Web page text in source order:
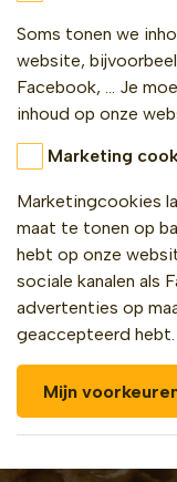
Soms tonen we
website,
Facebook, … Je
inhoud op onze
Marketing
Marketingcookies
maat te tonen op
hebt op onze
sociale kanalen als
advertenties op
geaccepteerd hebt.
Mijn